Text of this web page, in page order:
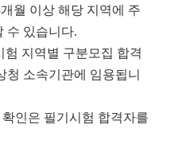
월 이상 해당 지역에 주
수 있습니다.
지역별 구분모집 합격
청 소속기관에 임용됩니
인은 필기시험 합격자를